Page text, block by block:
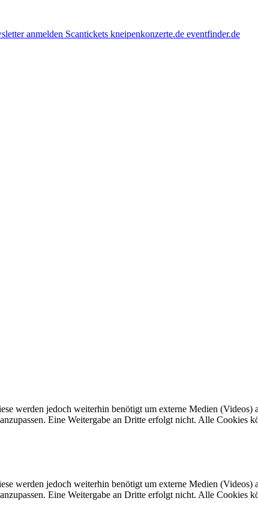
anmelden Scantickets kneipenkonzerte.de eventfinder.de
werden jedoch weiterhin benötigt um externe Medien (Videos)
Eine Weitergabe an Dritte erfolgt nicht. Alle Cookies
werden jedoch weiterhin benötigt um externe Medien (Videos)
Eine Weitergabe an Dritte erfolgt nicht. Alle Cookies